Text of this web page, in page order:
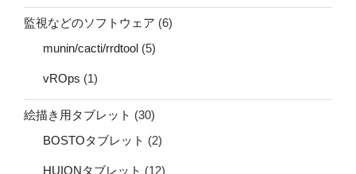
監視などのソフトウェア (6)
munin/cacti/rrdtool (5)
vROps (1)
絵描き用タブレット (30)
BOSTOタブレット (2)
HUIONタブレット (12)